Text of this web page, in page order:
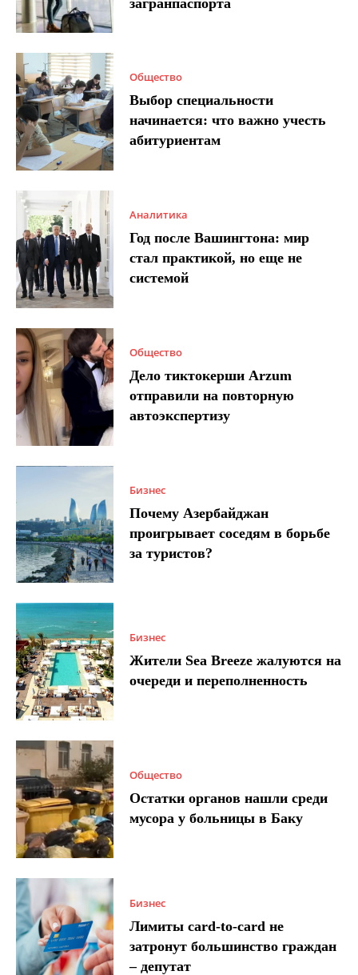
Общество
Выбор специальности
начинается: что важно учесть
абитуриентам
Аналитика
Год после Вашингтона: мир
стал практикой, но еще не
системой
Общество
Дело тиктокерши Arzum
отправили на повторную
автоэкспертизу
Бизнес
Почему Азербайджан
проигрывает соседям в борьбе
за туристов?
Бизнес
Жители Sea Breeze жалуются на
очереди и переполненность
Общество
Остатки органов нашли среди
мусора у больницы в Баку
Бизнес
Лимиты card-to-card не
затронут большинство граждан
– депутат